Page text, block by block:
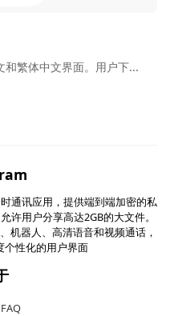
繁体中文界面。用户下...
通讯应用，提供端到端加密的私
许用户分享高达2GB的大文件。
机器人、高清语音和视频通话，
个性化的用户界面
FAQ